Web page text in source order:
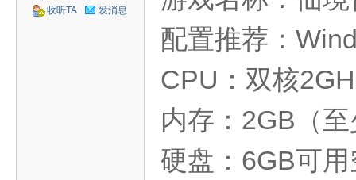
收听TA 发消息
配置推荐：
CPU：双核
内存：2GB（
硬盘：6GB可